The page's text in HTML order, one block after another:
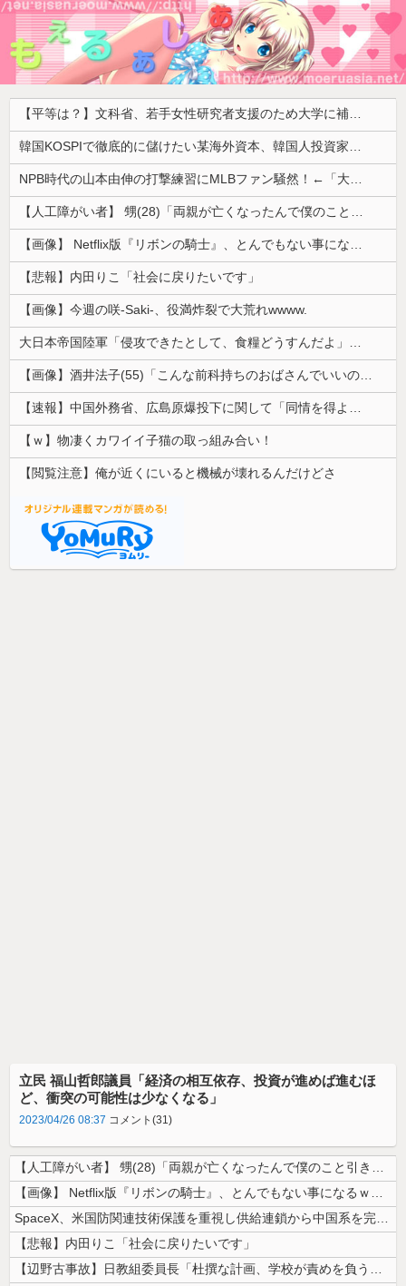
【平等は？】文科省、若手女性研究者支援のため大学に補助金交付（年間最大5000万円）「将来のリーダーとして活躍する（女性の）人材を輩出したい」
韓国KOSPIで徹底的に儲けたい某海外資本、韓国人投資家に楽観的すぎる未来予測を提示して……
NPB時代の山本由伸の打撃練習にMLBファン騒然！←「大谷の後に打たそう！」（海外の反応）
【人工障がい者】 甥(28)「両親が亡くなったんで僕のこと引き取ってほしいんですけど！」なんでいい年したヒキニートを引き取らなきゃいけないんだ...
【画像】 Netflix版『リボンの騎士』、とんでもない事になるｗｗｗｗｗ
【悲報】内田りこ「社会に戻りたいです」
【画像】今週の咲-Saki-、役満炸裂で大荒れwwww.
大日本帝国陸軍「侵攻できたとして、食糧どうすんだよ」大本営「現地調達」陸軍「え？」
【画像】酒井法子(55)「こんな前科持ちのおばさんでいいの…？」 【Pickup05164703】
【速報】中国外務省、広島原爆投下に関して「同情を得ようと核被害者の立場を政治利用」
【ｗ】物凄くカワイイ子猫の取っ組み合い！
【閲覧注意】俺が近くにいると機械が壊れるんだけどさ
立民 福山哲郎議員「経済の相互依存、投資が進めば進むほ
ど、衝突の可能性は少なくなる」
2023/04/26 08:37 コメント(31)
【人工障がい者】 甥(28)「両親が亡くなったんで僕のこと引き取ってほ...
【画像】 Netflix版『リボンの騎士』、とんでもない事になるｗｗｗ...
SpaceX、米国防関連技術保護を重視し供給連鎖から中国系を完全排除へ...
【悲報】内田りこ「社会に戻りたいです」
【辺野古事故】日教組委員長「杜撰な計画、学校が責めを負うのは当然」とし...